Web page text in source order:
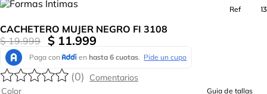
Ref.
722913
CACHETERO MUJER NEGRO FI 3108
$ 19.999 $ 11.999
(0)
Color Guia de tallas